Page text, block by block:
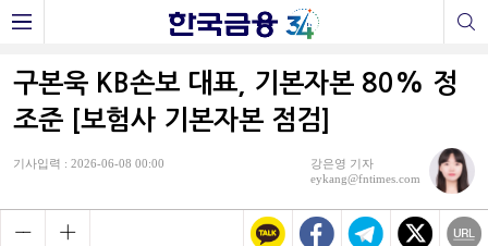
구본욱 KB손보 대표, 기본자본 80% 정
조준 [보험사 기본자본 점검]
기사입력 : 2026-06-08 00:00
강은영 기자
eykang@fntimes.com